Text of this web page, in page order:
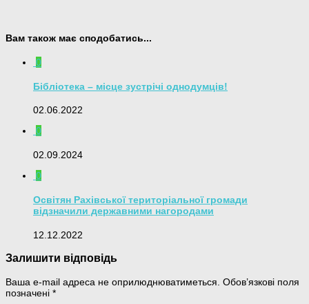
Вам також має сподобатись...
0
Бібліотека – місце зустрічі однодумців!
02.06.2022
0
02.09.2024
0
Освітян Рахівської територіальної громади
відзначили державними нагородами
12.12.2022
Залишити відповідь
Ваша e-mail адреса не оприлюднюватиметься. Обов’язкові поля
позначені *